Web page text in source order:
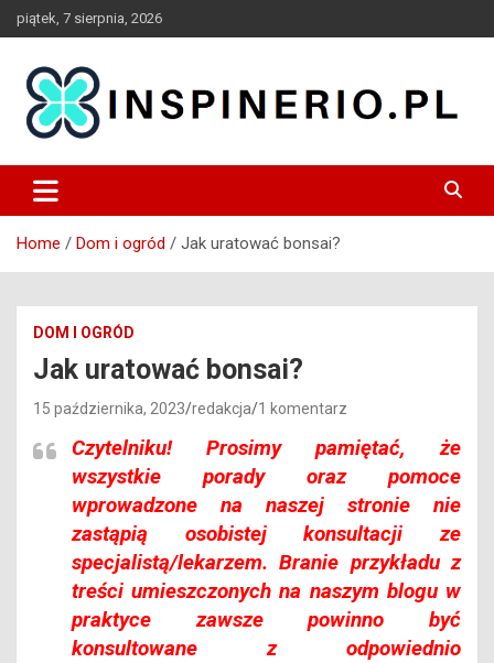
Skip
to
piątek, 7 sierpnia, 2026
Inspinerio
Home Dom i ogród Jak uratować bonsai?
DOM I OGRÓD
Jak uratować bonsai?
15 października, 2023 redakcja 1 komentarz
Czytelniku!Prosimy pamiętać, że
wszystkie porady oraz pomoce
wprowadzone na naszej stronie nie
zastąpią osobistej konsultacji ze
specjalistą/lekarzem. Branie przykładu z
treści umieszczonych na naszym blogu w
praktyce zawsze powinno być
konsultowane z odpowiednio